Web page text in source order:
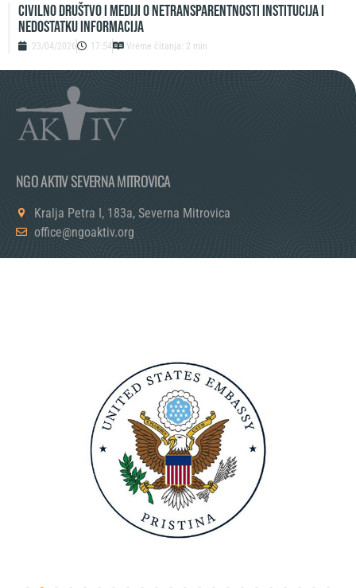
Civilno društvo i mediji o netransparentnosti institucija i
nedostatku informacija
23/04/2026 17:54 Vreme čitanja: 2 min
NGO AKTIV SEVERNA MITROVICA
Kralja Petra I, 183a, Severna Mitrovica
office@ngoaktiv.org